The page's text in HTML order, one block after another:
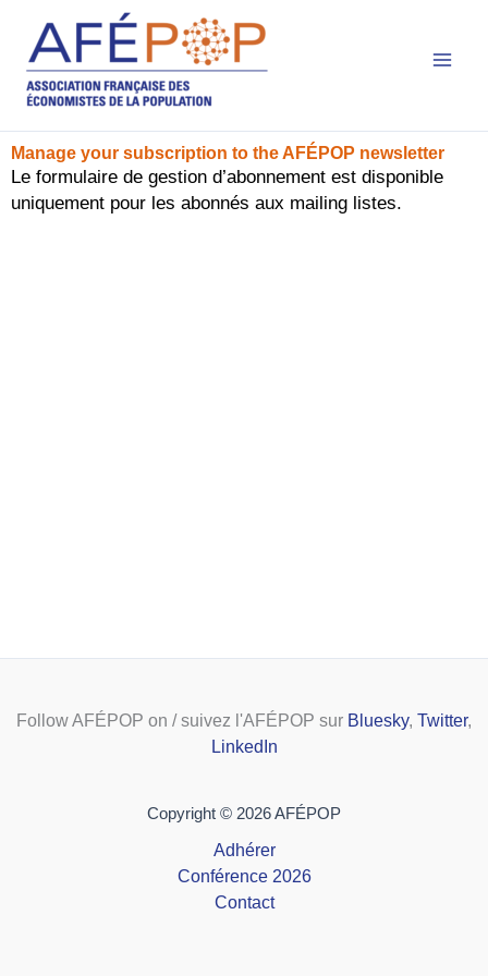
contenu
Manage your subscription to the AFÉPOP newsletter
Le formulaire de gestion d’abonnement est disponible
uniquement pour les abonnés aux mailing listes.
Follow AFÉPOP on / suivez l'AFÉPOP sur Bluesky, Twitter,
LinkedIn
Copyright © 2026 AFÉPOP
Adhérer
Conférence 2026
Contact